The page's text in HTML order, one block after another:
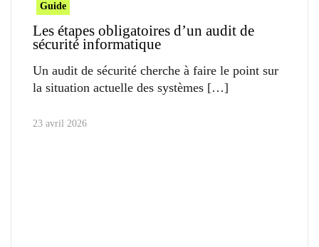
Guide
Les étapes obligatoires d’un audit de
sécurité informatique
Un audit de sécurité cherche à faire le point sur
la situation actuelle des systèmes
23 avril 2026